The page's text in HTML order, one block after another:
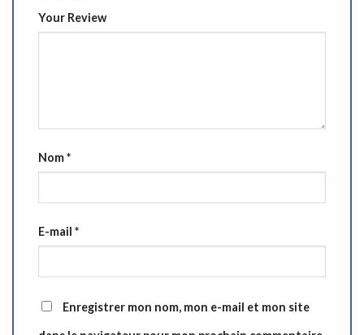
Your Review
Nom*
E-mail *
Enregistrer mon nom, mon e-mail et mon site